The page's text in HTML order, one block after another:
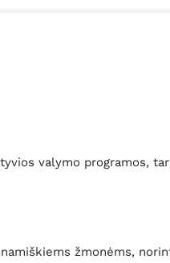
valymo programos,
žmonėms,